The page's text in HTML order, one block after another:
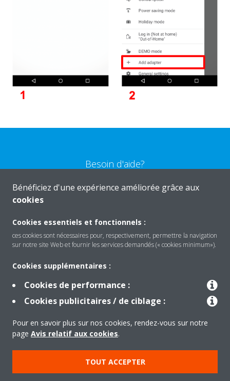
Besoin d'aide?
CONTACTEZ-NOUS
À propos de Daikin
Copyright © Daikin
Bénéficiez d'une expérience améliorée grâce aux
cookies
Cookies essentiels et fonctionnels :
ces cookies sont nécessaires pour, respectivement, permettre la navigation
sur notre site Web et fournir les services demandés (« cookies minimum»).
Cookies supplémentaires :
Cookies de performance :
Cookies publicitaires / de ciblage :
Pour en savoir plus sur nos cookies, rendez-vous sur notre
page Avis relatif aux cookies.
TOUT ACCEPTER